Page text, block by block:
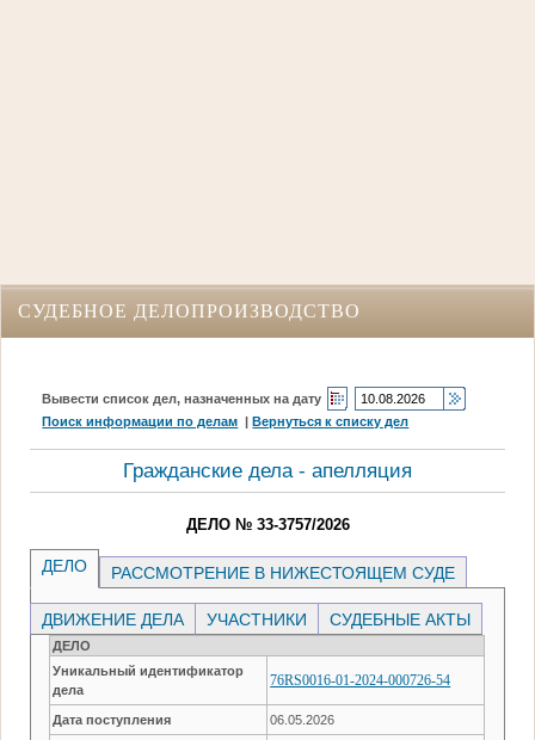
СУДЕБНОЕ ДЕЛОПРОИЗВОДСТВО
Вывести список дел, назначенных на дату
Поиск информации по делам |Вернуться к списку дел
Гражданские дела - апелляция
ДЕЛО № 33-3757/2026
ДЕЛО РАССМОТРЕНИЕ В НИЖЕСТОЯЩЕМ СУДЕ
ДВИЖЕНИЕ ДЕЛА УЧАСТНИКИ СУДЕБНЫЕ АКТЫ
ДЕЛО
Уникальный идентификатор
дела
76RS0016-01-2024-000726-54
Дата поступления 06.05.2026